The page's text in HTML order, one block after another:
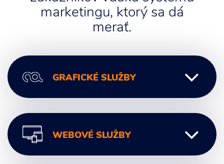
marketingu, ktorý sa dá
merať.
GRAFICKÉ SLUŽBY
Grafický Dizajn
Logo a Branding
Firemná identita a Dizajn manuál
WEBOVÉ SLUŽBY